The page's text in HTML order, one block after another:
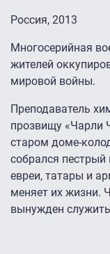
Россия, 2013
Многосерийная
жителей
мировой войны.
Преподаватель
прозвищу «Чарли
старом доме-
собрался пестрый
евреи, татары и
меняет их жизни.
вынужден